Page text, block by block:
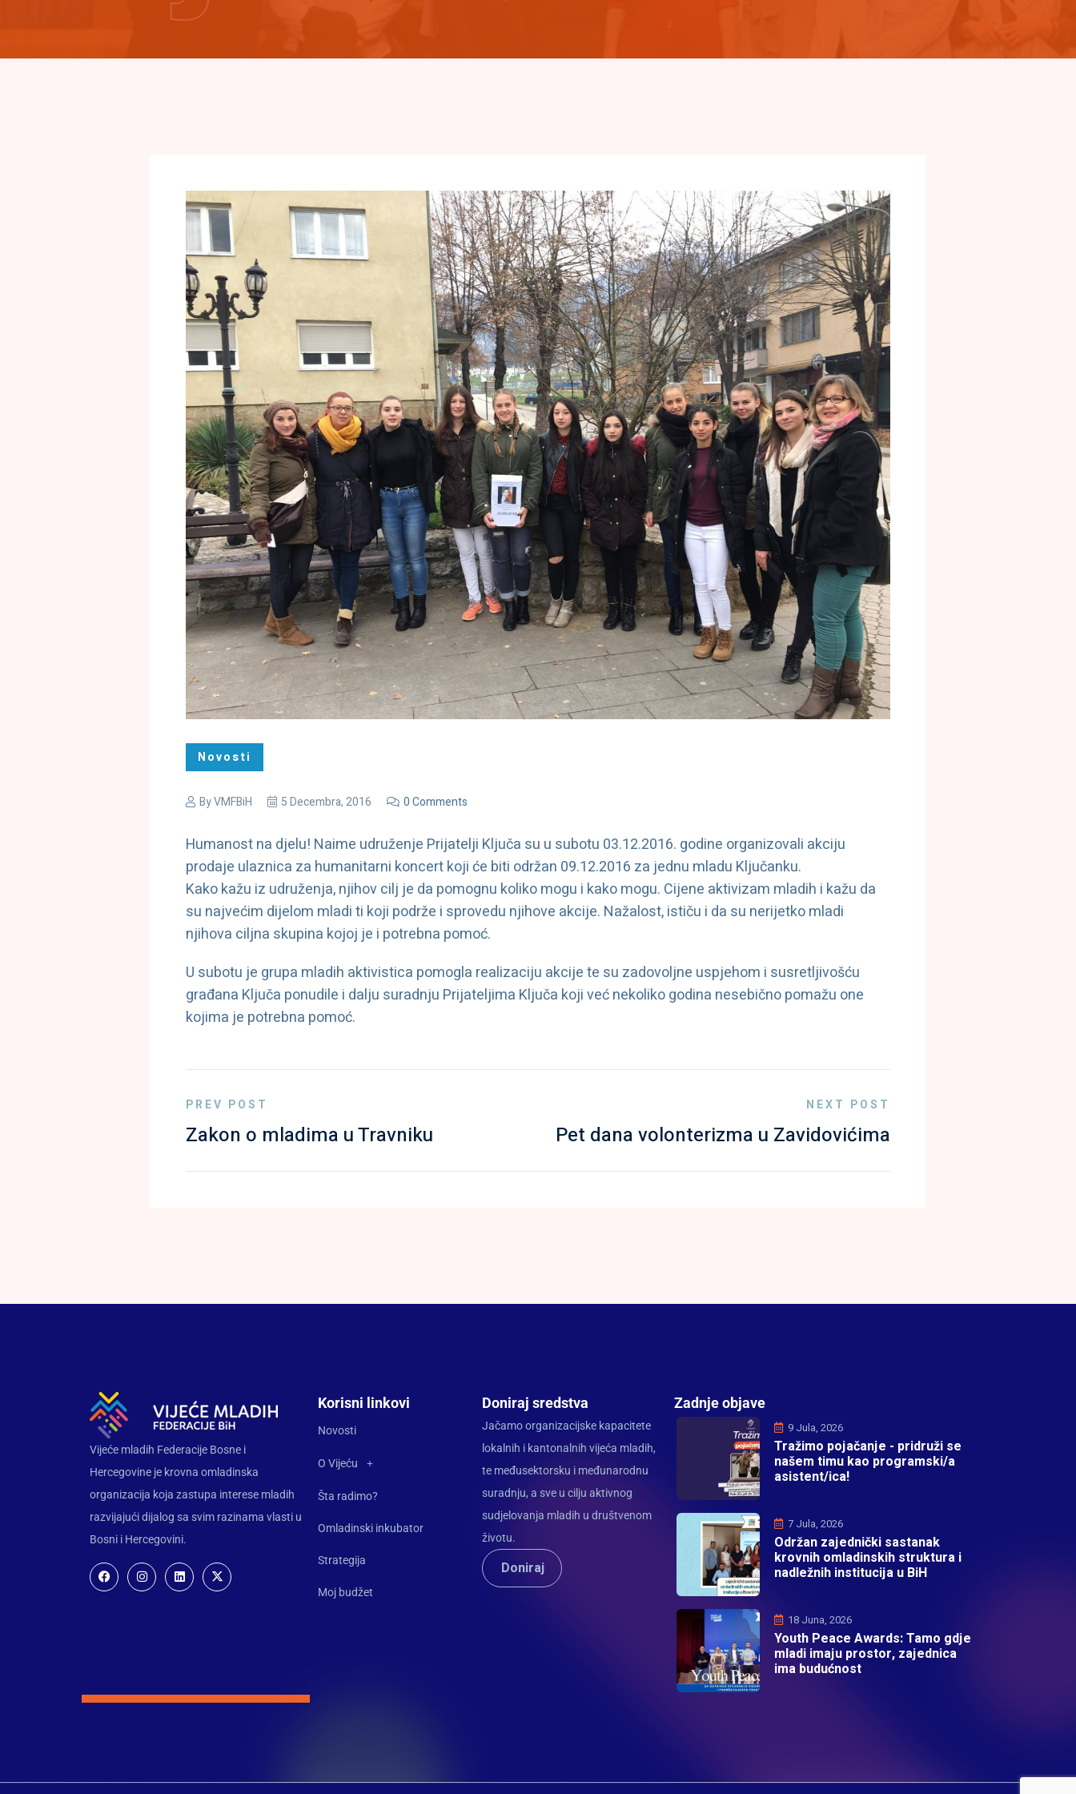
Novosti
ByVMFBiH 5 Decembra, 2016 0 Comments
Humanost na djelu! Naime udruženje Prijatelji Ključa su u subotu 03.12.2016. godine organizovali akciju
prodaje ulaznica za humanitarni koncert koji će biti održan 09.12.2016 za jednu mladu Ključanku.
Kako kažu iz udruženja, njihov cilj je da pomognu koliko mogu i kako mogu. Cijene aktivizam mladih i kažu da
su najvećim dijelom mladi ti koji podrže i sprovedu njihove akcije. Nažalost, ističu i da su nerijetko mladi
njihova ciljna skupina kojoj je i potrebna pomoć.
U subotu je grupa mladih aktivistica pomogla realizaciju akcije te su zadovoljne uspjehom i susretljivošću
građana Ključa ponudile i dalju suradnju Prijateljima Ključa koji već nekoliko godina nesebično pomažu one
kojima je potrebna pomoć.
PREV POST
Zakon o mladima u Travniku
NEXT POST
Pet dana volonterizma u Zavidovićima
Vijeće mladih Federacije Bosne i
Hercegovine je krovna omladinska
organizacija koja zastupa interese mladih
razvijajući dijalog sa svim razinama vlasti u
Bosni i Hercegovini.
Korisni linkovi
Novosti
O Vijeću
Šta radimo?
Omladinski inkubator
Strategija
Moj budžet
Doniraj sredstva
Jačamo organizacijske kapacitete
lokalnih i kantonalnih vijeća mladih,
te međusektorsku i međunarodnu
suradnju, a sve u cilju aktivnog
sudjelovanja mladih u društvenom
životu.
Doniraj
Zadnje objave
9 Jula, 2026
Tražimo pojačanje - pridruži se
našem timu kao programski/a
asistent/ica!
7 Jula, 2026
Održan zajednički sastanak
krovnih omladinskih struktura i
nadležnih institucija u BiH
18 Juna, 2026
Youth Peace Awards: Tamo gdje
mladi imaju prostor, zajednica
ima budućnost